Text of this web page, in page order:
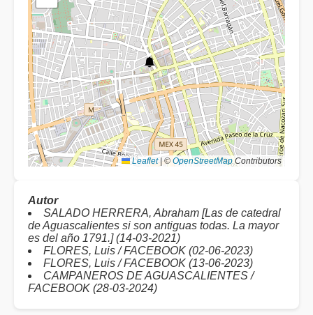
Leaflet |© OpenStreetMapContributors
Autor
SALADO HERRERA, Abraham [Las de catedral
de Aguascalientes si son antiguas todas. La mayor
es del año 1791.] (14-03-2021)
FLORES, Luis / FACEBOOK (02-06-2023)
FLORES, Luis / FACEBOOK (13-06-2023)
CAMPANEROS DE AGUASCALIENTES /
FACEBOOK (28-03-2024)